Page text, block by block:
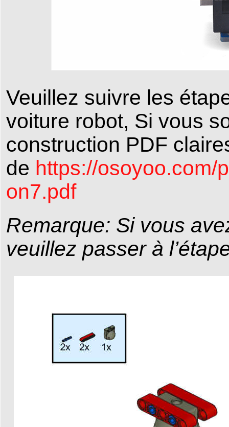
Veuillez suivre les
voiture robot, Si vous
construction PDF
de https://osoyoo.com/
on7.pdf
Remarque: Si vous
veuillez passer à